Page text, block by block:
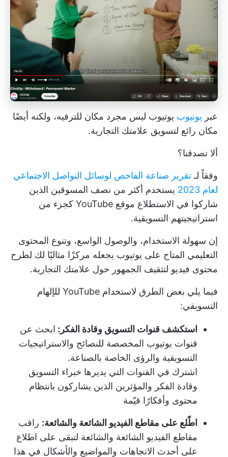
عبر يوتيوب يوتيوب ليس مجرد مكان للترفيه، ولكنه أيضًا
مكان رائع لتسويق علامتك التجارية.
ألا تصدقنا؟
وفقاً لـ تقرير صناعة الفاحص لوسائل التواصل الاجتماعي
لعام 2023
يستخدم أكثر من نصف المسوقين الذين
شاركوا في الاستطلاع موقع YouTube كجزء من
استراتيجيتهم التسويقية.
إن سهولة الاستخدام، والوصول الواسع، وتنوع المحتوى
التعليمي المتاح على يوتيوب يجعله مركزًا مثاليًا لك لطرح
محتوى فيديو لتثقيف الجمهور حول علامتك التجارية.
فيما يلي بعض الطرق لاستخدام YouTube للإلهام
التسويقي:
استكشف قنوات التسويق وقادة الفكر: ابحث عن
قنوات يوتيوب المخصصة للنصائح والاستراتيجيات
التسويقية والرؤى الخاصة بالصناعة.
اشترك في القنوات التي يديرها خبراء التسويق
وقادة الفكر والمؤثرين الذين يشاركون بانتظام
محتوى وأفكارًا قيّمة
اطّلع على مقاطع الفيديو الشائعة والشائعة: راقب
مقاطع الفيديو الشائعة والشائعة لتبقى على اطلاع
على أحدث الاتجاهات والمواضيع والأشكال في هذا